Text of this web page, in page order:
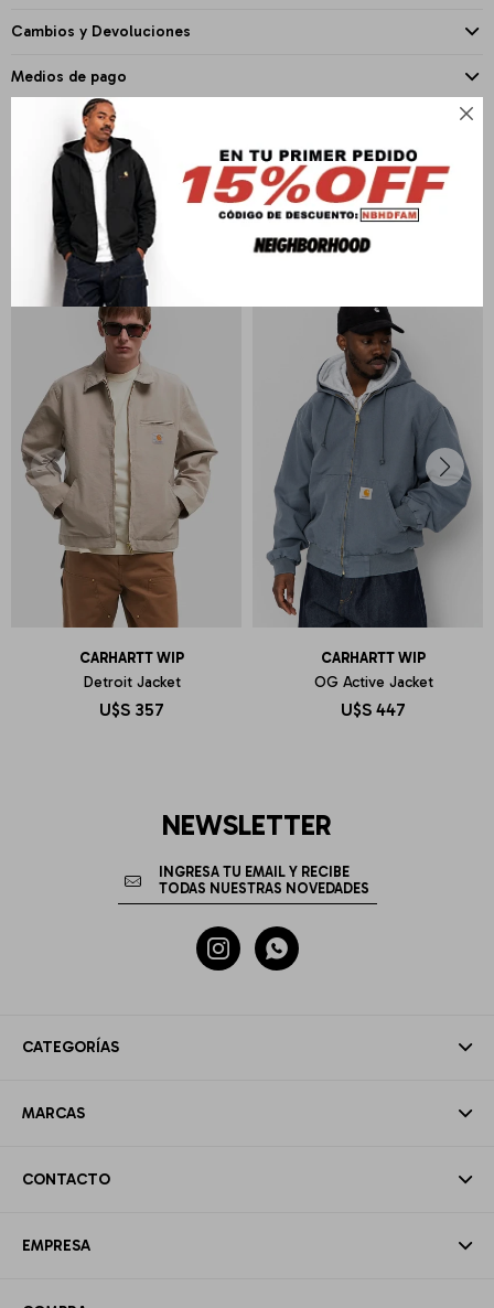

Cambios y Devoluciones
Medios de pago
PRODUCTOS QUE TE PUEDEN INTERESAR
CARHARTT WIP
Detroit Jacket
U$S 357
CARHARTT WIP
OG Active Jacket
U$S 447
CATEGORÍAS
MARCAS
CONTACTO
EMPRESA
NEWSLETTER
 